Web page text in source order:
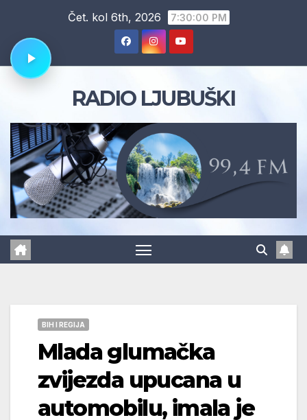
content
Čet. kol 6th, 2026 7:30:01 PM
RADIO LJUBUŠKI
BIH I REGIJA
Mlada glumačka
zvijezda upucana u
automobilu, imala je